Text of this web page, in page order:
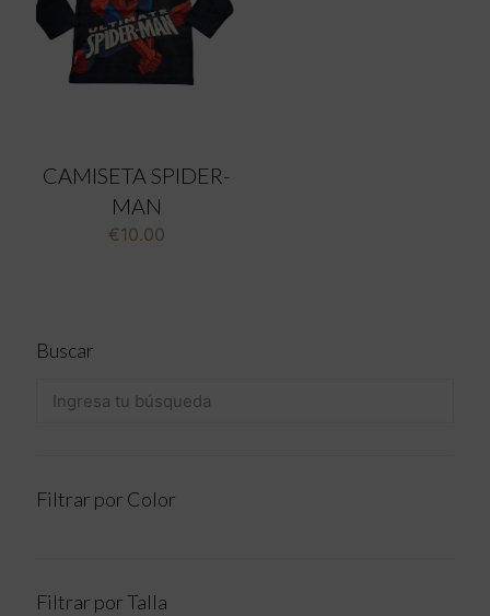
CAMISETA SPIDER-
MAN
€10.00
Buscar
Filtrar por Color
Filtrar por Talla